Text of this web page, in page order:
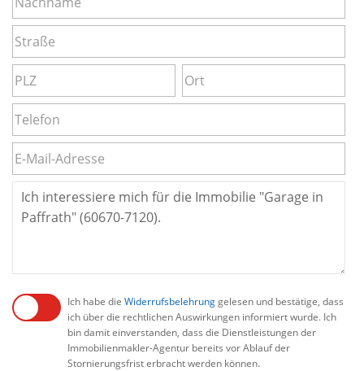
Ich habe die Widerrufsbelehrunggelesen und bestätige, dass
ich über die rechtlichen Auswirkungen informiert wurde. Ich
bin damit einverstanden, dass die Dienstleistungen der
Immobilienmakler-Agentur bereits vor Ablauf der
Stornierungsfrist erbracht werden können.